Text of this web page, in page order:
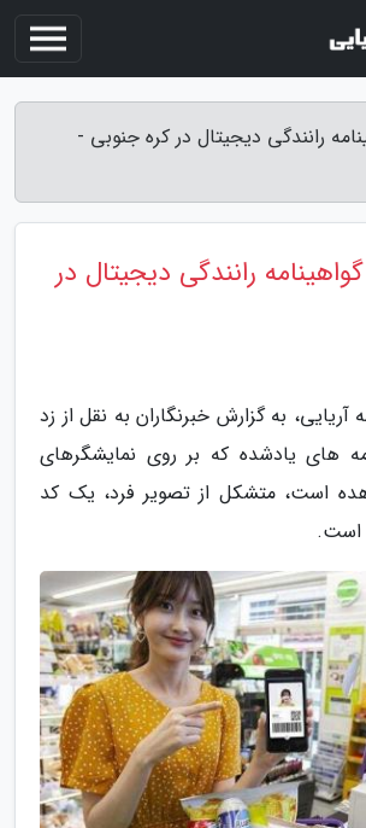
رانندگی دیجیتال در کره جنوبی -
رانندگی دیجیتال در
آریایی، به گزارش خبرنگاران به نقل از زد
های یادشده که بر روی نمایشگرهای
است، متشکل از تصویر فرد، یک کد
است.